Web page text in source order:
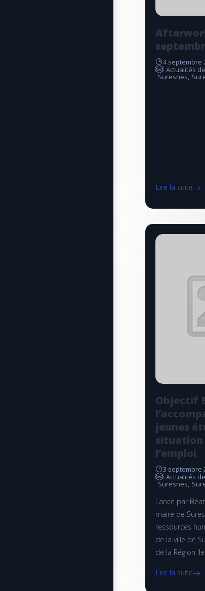
4 septembre
Actualités
Suresnes,
Lire la suite
Objectif
jeunes
situation
l’emploi
3 septembre
Actualités
Suresnes,
Lancé par
maire de
ressources
de la ville de
de la Région
Lire la suite